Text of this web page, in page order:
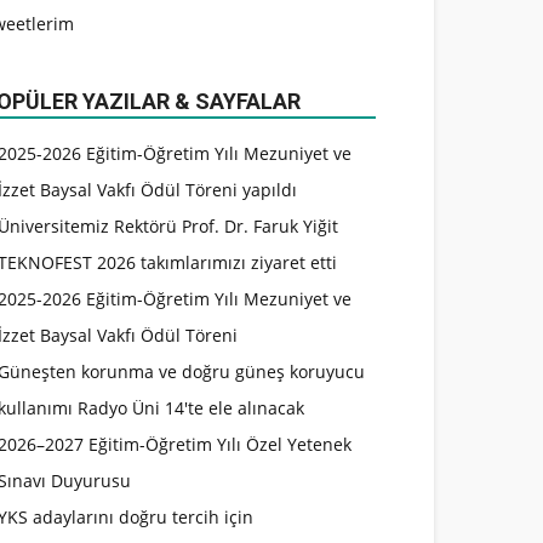
YAZILAR & SAYFALAR
2026 Eğitim-Öğretim Yılı Mezuniyet ve
Baysal Vakfı Ödül Töreni yapıldı
Rektörü Prof. Dr. Faruk Yiğit
2026 takımlarımızı ziyaret etti
2026 Eğitim-Öğretim Yılı Mezuniyet ve
Baysal Vakfı Ödül Töreni
korunma ve doğru güneş koruyucu
Radyo Üni 14'te ele alınacak
Eğitim-Öğretim Yılı Özel Yetenek
Duyurusu
adaylarını doğru tercih için